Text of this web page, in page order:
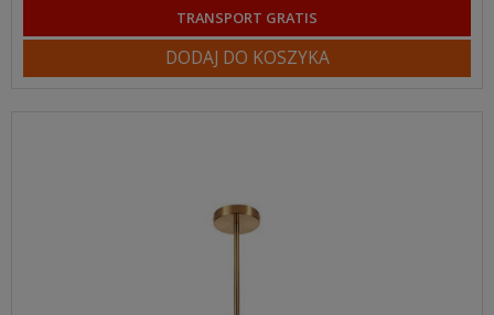
TRANSPORT GRATIS
DODAJ DO KOSZYKA